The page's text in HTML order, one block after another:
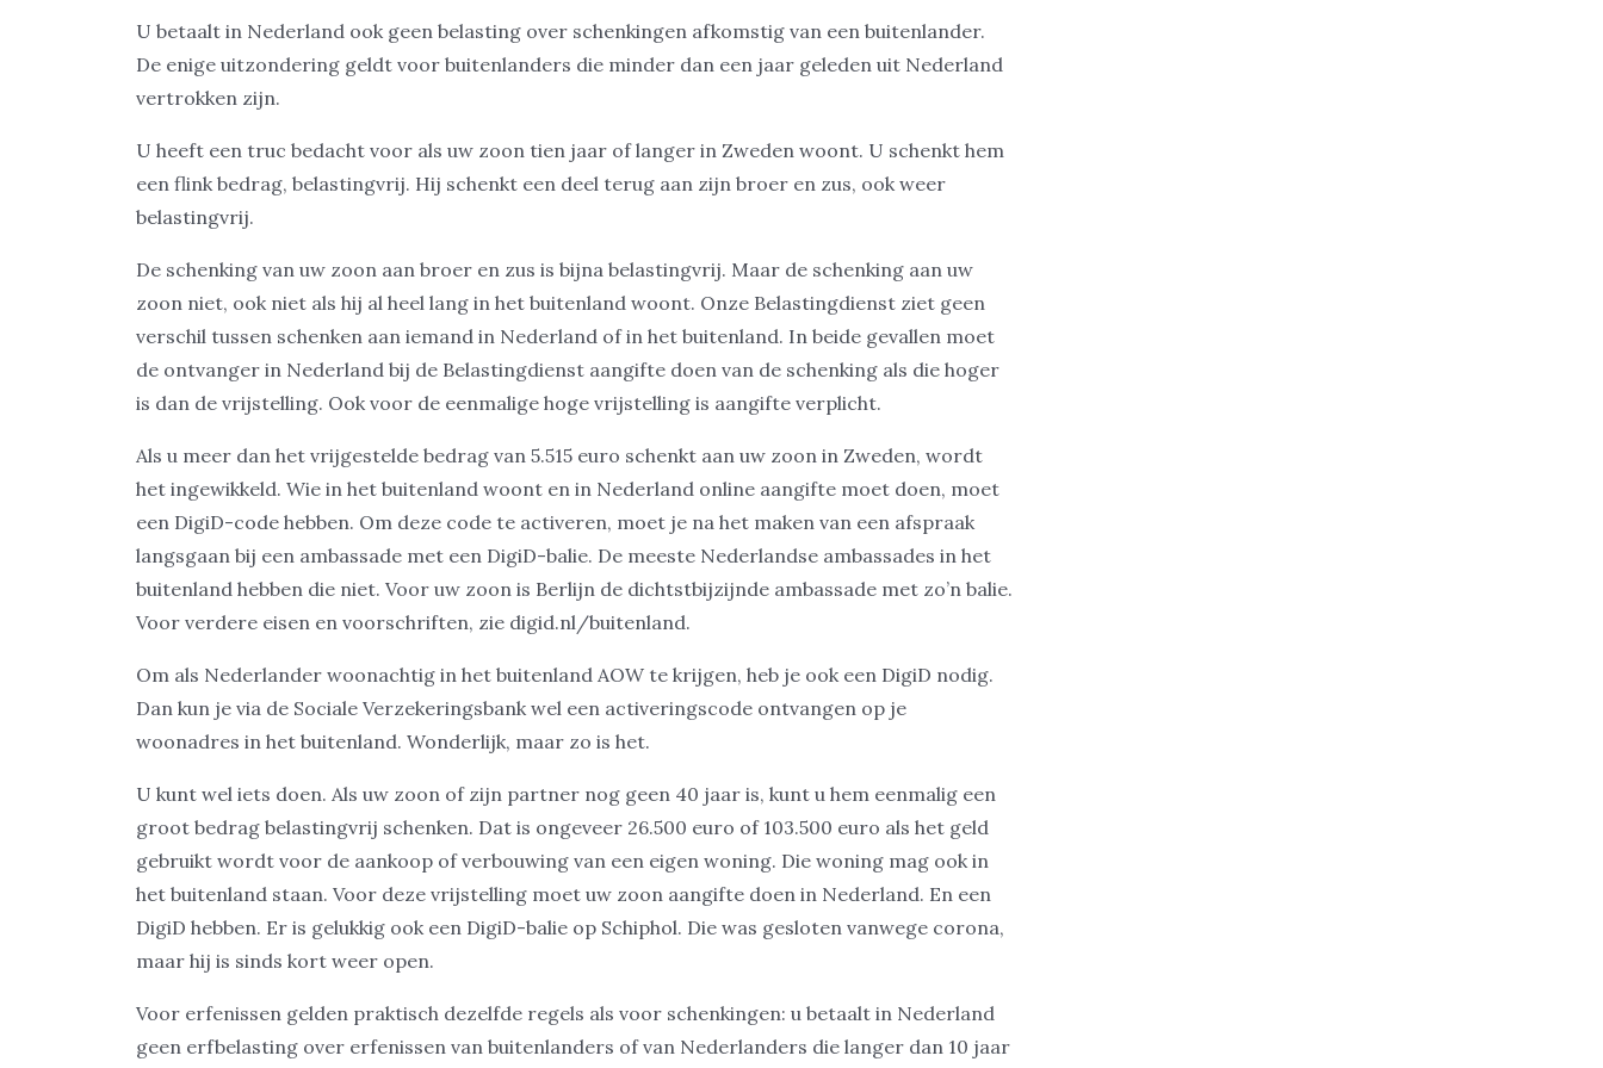
U betaalt in Nederland ook geen belasting over schenkingen afkomstig van een buitenlander.
De enige uitzondering geldt voor buitenlanders die minder dan een jaar geleden uit Nederland
vertrokken zijn.
U heeft een truc bedacht voor als uw zoon tien jaar of langer in Zweden woont. U schenkt hem
een flink bedrag, belastingvrij. Hij schenkt een deel terug aan zijn broer en zus, ook weer
belastingvrij.
De schenking van uw zoon aan broer en zus is bijna belastingvrij. Maar de schenking aan uw
zoon niet, ook niet als hij al heel lang in het buitenland woont. Onze Belastingdienst ziet geen
verschil tussen schenken aan iemand in Nederland of in het buitenland. In beide gevallen moet
de ontvanger in Nederland bij de Belastingdienst aangifte doen van de schenking als die hoger
is dan de vrijstelling. Ook voor de eenmalige hoge vrijstelling is aangifte verplicht.
Als u meer dan het vrijgestelde bedrag van 5.515 euro schenkt aan uw zoon in Zweden, wordt
het ingewikkeld. Wie in het buitenland woont en in Nederland online aangifte moet doen, moet
een DigiD-code hebben. Om deze code te activeren, moet je na het maken van een afspraak
langsgaan bij een ambassade met een DigiD-balie. De meeste Nederlandse ambassades in het
buitenland hebben die niet. Voor uw zoon is Berlijn de dichtstbijzijnde ambassade met zo’n balie.
Voor verdere eisen en voorschriften, zie digid.nl/buitenland.
Om als Nederlander woonachtig in het buitenland AOW te krijgen, heb je ook een DigiD nodig.
Dan kun je via de Sociale Verzekeringsbank wel een activeringscode ontvangen op je
woonadres in het buitenland. Wonderlijk, maar zo is het.
U kunt wel iets doen. Als uw zoon of zijn partner nog geen 40 jaar is, kunt u hem eenmalig een
groot bedrag belastingvrij schenken. Dat is ongeveer 26.500 euro of 103.500 euro als het geld
gebruikt wordt voor de aankoop of verbouwing van een eigen woning. Die woning mag ook in
het buitenland staan. Voor deze vrijstelling moet uw zoon aangifte doen in Nederland. En een
DigiD hebben. Er is gelukkig ook een DigiD-balie op Schiphol. Die was gesloten vanwege corona,
maar hij is sinds kort weer open.
Voor erfenissen gelden praktisch dezelfde regels als voor schenkingen: u betaalt in Nederland
geen erfbelasting over erfenissen van buitenlanders of van Nederlanders die langer dan 10 jaar